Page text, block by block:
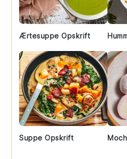
Ærtesuppe Opskrift
Suppe Opskrift